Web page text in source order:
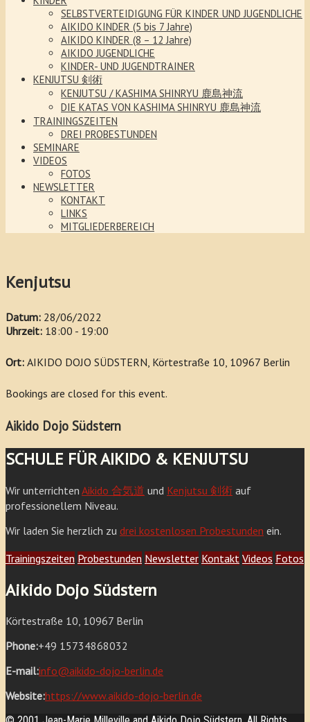
SELBSTVERTEIDIGUNG FÜR KINDER UND JUGENDLICHE
AIKIDO KINDER (5 bis 7 Jahre)
AIKIDO KINDER (8 – 12 Jahre)
AIKIDO JUGENDLICHE
KINDER- UND JUGENDTRAINER
KENJUTSU 剣術
KENJUTSU / KASHIMA SHINRYU 鹿島神流
DIE KATAS VON KASHIMA SHINRYU 鹿島神流
TRAININGSZEITEN
DREI PROBESTUNDEN
SEMINARE
VIDEOS
FOTOS
NEWSLETTER
KONTAKT
LINKS
MITGLIEDERBEREICH
Kenjutsu
Datum: 28/06/2022
Uhrzeit: 18:00 - 19:00
Ort: AIKIDO DOJO SÜDSTERN, Körtestraße 10, 10967 Berlin
Bookings are closed for this event.
Aikido Dojo Südstern
SCHULE FÜR AIKIDO & KENJUTSU
Wir unterrichten Aikido 合気道 und Kenjutsu 剣術 auf
professionellem Niveau.
Wir laden Sie herzlich zu drei kostenlosen Probestunden ein.
Trainingszeiten Probestunden Newsletter Kontakt Videos Fotos
Aikido Dojo Südstern
Körtestraße 10, 10967 Berlin
Phone:+49 15734868032
E-mail:info@aikido-dojo-berlin.de
Website:https://www.aikido-dojo-berlin.de